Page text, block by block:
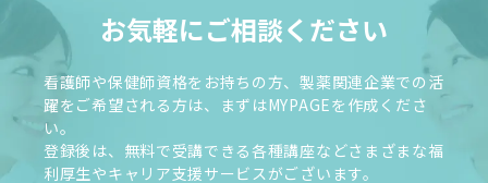
お気軽にご相談ください
看護師や保健師資格をお持ちの方、製薬関連企業での活
躍をご希望される方は、まずはMYPAGEを作成くださ
い。
登録後は、無料で受講できる各種講座などさまざまな福
利厚生やキャリア支援サービスがございます。